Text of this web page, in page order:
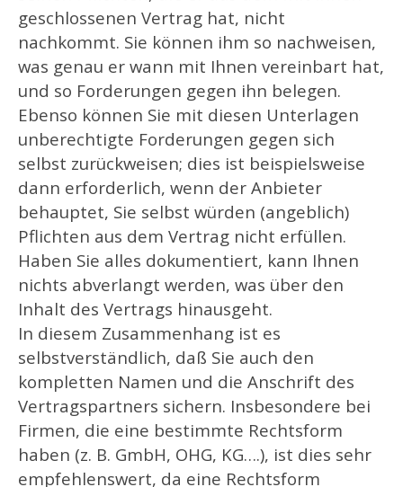
geschlossenen Vertrag hat, nicht
nachkommt. Sie können ihm so nachweisen,
was genau er wann mit Ihnen vereinbart hat,
und so Forderungen gegen ihn belegen.
Ebenso können Sie mit diesen Unterlagen
unberechtigte Forderungen gegen sich
selbst zurückweisen; dies ist beispielsweise
dann erforderlich, wenn der Anbieter
behauptet, Sie selbst würden (angeblich)
Pflichten aus dem Vertrag nicht erfüllen.
Haben Sie alles dokumentiert, kann Ihnen
nichts abverlangt werden, was über den
Inhalt des Vertrags hinausgeht.
In diesem Zusammenhang ist es
selbstverständlich, daß Sie auch den
kompletten Namen und die Anschrift des
Vertragspartners sichern. Insbesondere bei
Firmen, die eine bestimmte Rechtsform
haben (z. B. GmbH, OHG, KG….), ist dies sehr
empfehlenswert, da eine Rechtsform